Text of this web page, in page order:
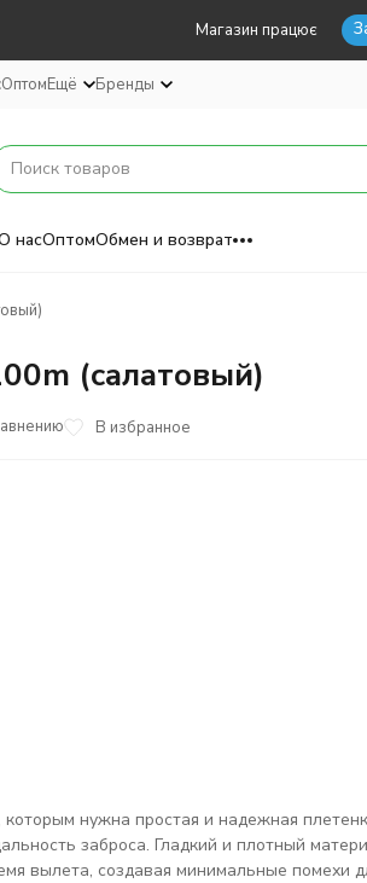
Магазин працює
ОптомЕщё Бренды
насОптомОбмен и возврат
(салатовый)
В избранное
нужна простая и надежная
заброса. Гладкий и плотный
вылета, создавая минимальные помехи